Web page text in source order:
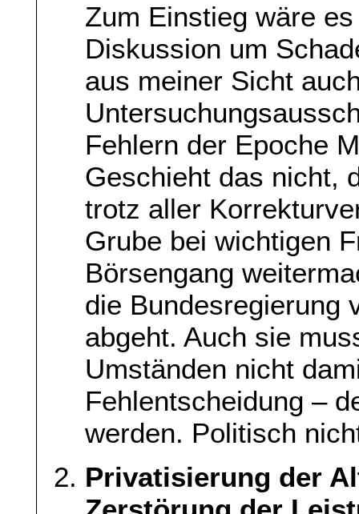
Zum Einstieg wäre
Diskussion um
aus meiner Sicht
Fehlern der Epoche
Geschieht das nicht,
trotz aller
Grube bei wichtigen
Börsengang
die Bundesregierung
abgeht. Auch sie
Umständen nicht
Fehlentscheidung –
werden. Politisch
Privatisierung der